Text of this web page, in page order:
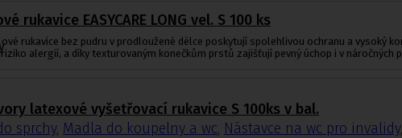
sprchy, Madla do koupelny a wc, Nástavce na wc pro invalidy,
rukavice EASYCARE LONG vel. S 100 ks
rukavice bez pudru v prodloužené délce poskytují spolehlivou ochranu a vysoký
alergií, a díky texturovaným konečkům prstů zajišťují pevný úchop i v náročných
latexové vyšetřovací rukavice S 100ks v bal.